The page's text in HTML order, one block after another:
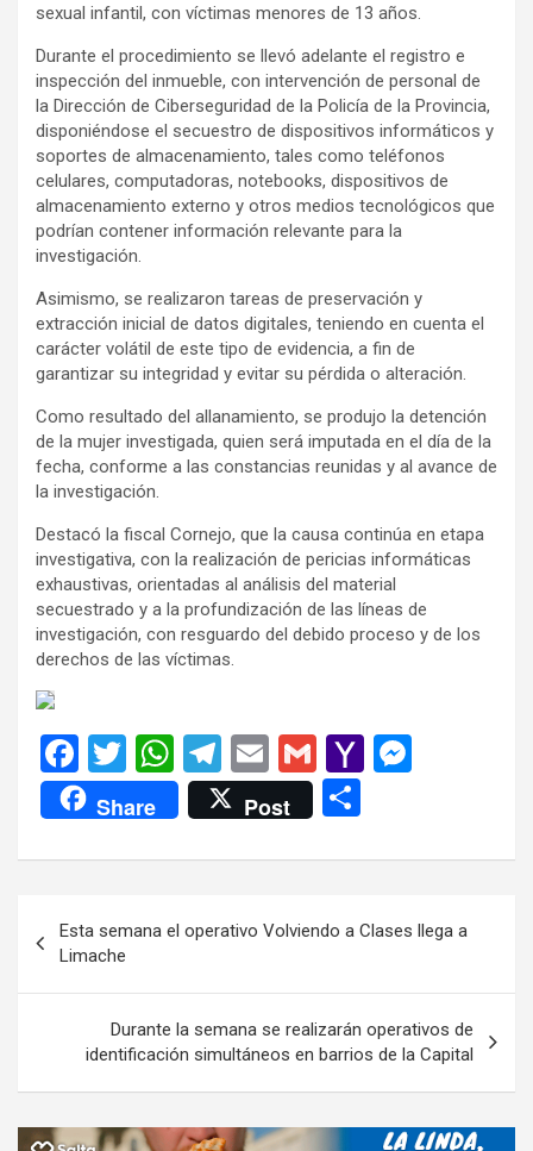
sexual infantil, con víctimas menores de 13 años.
Durante el procedimiento se llevó adelante el registro e
inspección del inmueble, con intervención de personal de
la Dirección de Ciberseguridad de la Policía de la Provincia,
disponiéndose el secuestro de dispositivos informáticos y
soportes de almacenamiento, tales como teléfonos
celulares, computadoras, notebooks, dispositivos de
almacenamiento externo y otros medios tecnológicos que
podrían contener información relevante para la
investigación.
Asimismo, se realizaron tareas de preservación y
extracción inicial de datos digitales, teniendo en cuenta el
carácter volátil de este tipo de evidencia, a fin de
garantizar su integridad y evitar su pérdida o alteración.
Como resultado del allanamiento, se produjo la detención
de la mujer investigada, quien será imputada en el día de la
fecha, conforme a las constancias reunidas y al avance de
la investigación.
Destacó la fiscal Cornejo, que la causa continúa en etapa
investigativa, con la realización de pericias informáticas
exhaustivas, orientadas al análisis del material
secuestrado y a la profundización de las líneas de
investigación, con resguardo del debido proceso y de los
derechos de las víctimas.
F
a
ce
b
o
k
T
wi
tt
er
W
h
at
s
p
p
T
el
e
gr
m
E
m
ail
G
m
ail
Y
o
M
ail
n
er
Share Post
m
p
ar
tir
de
entradas
Esta semana el operativo Volviendo a Clases llega a
Limache
Durante la semana se realizarán operativos de
identificación simultáneos en barrios de la Capital